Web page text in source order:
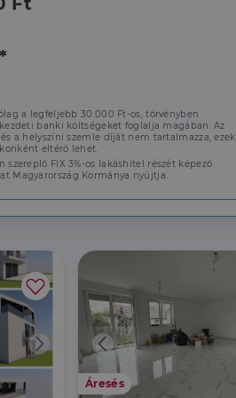
a legfeljebb 30.000 Ft-os, törvényben
banki költségeket foglalja magában. Az
a helyszíni szemle díját nem tartalmazza, ezek
eltérő lehet.
szereplő FIX 3%-os lakáshitel részét képező
Magyarország Kormánya nyújtja.
Áresés
és a
való
a látogatói cookie-
a Cookie-
a weboldal
hogy a
amelyet a
hogy a tárolt